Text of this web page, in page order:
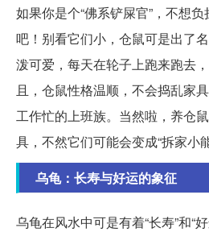
如果你是个“佛系铲屎官”，不想
吧！别看它们小，仓鼠可是出了
泼可爱，每天在轮子上跑来跑去
且，仓鼠性格温顺，不会捣乱家
工作忙的上班族。当然啦，养仓
具，不然它们可能会变成“拆家小能
乌龟：长寿与好运的象征
乌龟在风水中可是有着“长寿”和“